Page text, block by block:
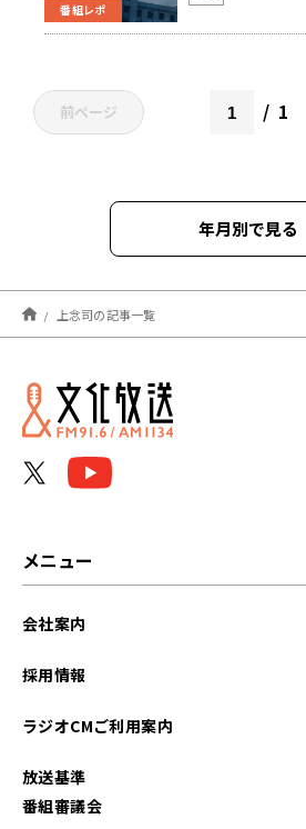
番組レポ
前ページ 1
年月別で見る
2026年08月
2026年07月
2026年06月
上念司の記事一覧
メニュー
会社案内
採用情報
ラジオCMご利用案内
放送基準
番組審議会